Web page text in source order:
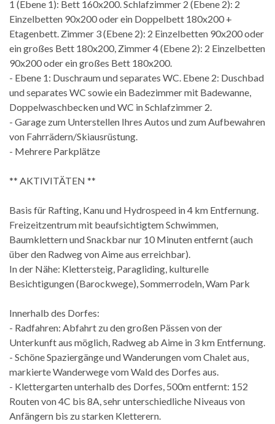
1 (Ebene 1): Bett 160x200. Schlafzimmer 2 (Ebene 2): 2
Einzelbetten 90x200 oder ein Doppelbett 180x200 +
Etagenbett. Zimmer 3 (Ebene 2): 2 Einzelbetten 90x200 oder
ein großes Bett 180x200, Zimmer 4 (Ebene 2): 2 Einzelbetten
90x200 oder ein großes Bett 180x200.
- Ebene 1: Duschraum und separates WC. Ebene 2: Duschbad
und separates WC sowie ein Badezimmer mit Badewanne,
Doppelwaschbecken und WC in Schlafzimmer 2.
- Garage zum Unterstellen Ihres Autos und zum Aufbewahren
von Fahrrädern/Skiausrüstung.
- Mehrere Parkplätze
** AKTIVITÄTEN **
Basis für Rafting, Kanu und Hydrospeed in 4 km Entfernung.
Freizeitzentrum mit beaufsichtigtem Schwimmen,
Baumklettern und Snackbar nur 10 Minuten entfernt (auch
über den Radweg von Aime aus erreichbar).
In der Nähe: Klettersteig, Paragliding, kulturelle
Besichtigungen (Barockwege), Sommerrodeln, Wam Park
Innerhalb des Dorfes:
- Radfahren: Abfahrt zu den großen Pässen von der
Unterkunft aus möglich, Radweg ab Aime in 3 km Entfernung.
- Schöne Spaziergänge und Wanderungen vom Chalet aus,
markierte Wanderwege vom Wald des Dorfes aus.
- Klettergarten unterhalb des Dorfes, 500m entfernt: 152
Routen von 4C bis 8A, sehr unterschiedliche Niveaus von
Anfängern bis zu starken Kletterern.